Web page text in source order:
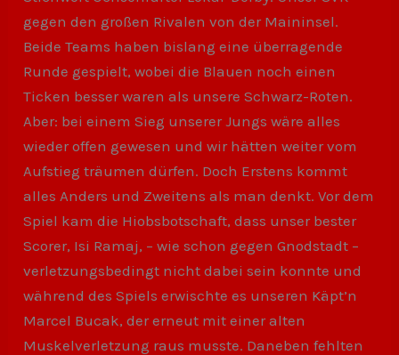
gegen den großen Rivalen von der Maininsel.
Beide Teams haben bislang eine überragende
Runde gespielt, wobei die Blauen noch einen
Ticken besser waren als unsere Schwarz-Roten.
Aber: bei einem Sieg unserer Jungs wäre alles
wieder offen gewesen und wir hätten weiter vom
Aufstieg träumen dürfen. Doch Erstens kommt
alles Anders und Zweitens als man denkt. Vor dem
Spiel kam die Hiobsbotschaft, dass unser bester
Scorer, Isi Ramaj, – wie schon gegen Gnodstadt –
verletzungsbedingt nicht dabei sein konnte und
während des Spiels erwischte es unseren Käpt’n
Marcel Bucak, der erneut mit einer alten
Muskelverletzung raus musste. Daneben fehlten